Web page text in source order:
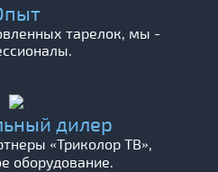
тарелок, мы -
дилер
«Триколор ТВ»,
оборудование.